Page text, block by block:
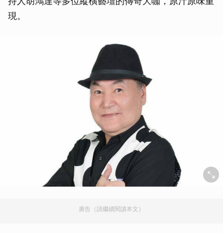
現。
廣告（請繼續閱讀本文）